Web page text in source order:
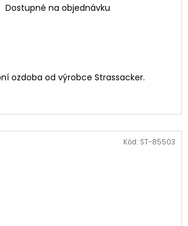
Dostupné na objednávku
ozdoba od výrobce Strassacker.
Kód: ST-85503